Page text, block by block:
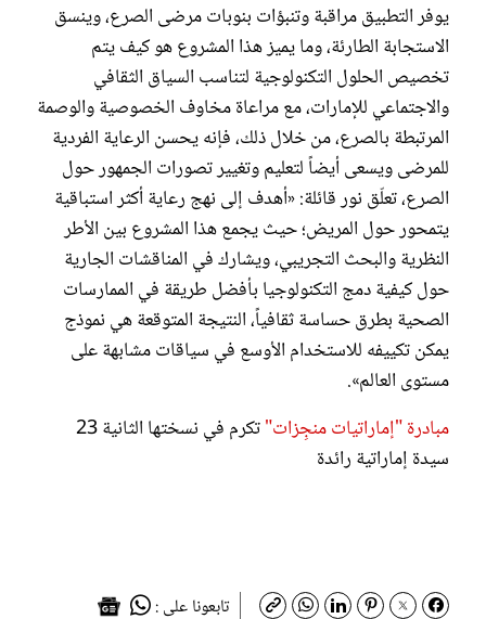
يوفر التطبيق مراقبة وتنبؤات بنوبات مرضى الصرع، وينسق
الاستجابة الطارئة، وما يميز هذا المشروع هو كيف يتم
تخصيص الحلول التكنولوجية لتناسب السياق الثقافي
والاجتماعي للإمارات، مع مراعاة مخاوف الخصوصية والوصمة
المرتبطة بالصرع، من خلال ذلك، فإنه يحسن الرعاية الفردية
للمرضى ويسعى أيضاً لتعليم وتغيير تصورات الجمهور حول
الصرع، تعلّق نور قائلة: «أهدف إلى نهج رعاية أكثر استباقية
يتمحور حول المريض؛ حيث يجمع هذا المشروع بين الأطر
النظرية والبحث التجريبي، ويشارك في المناقشات الجارية
حول كيفية دمج التكنولوجيا بأفضل طريقة في الممارسات
الصحية بطرق حساسة ثقافياً، النتيجة المتوقعة هي نموذج
يمكن تكييفه للاستخدام الأوسع في سياقات مشابهة على
مستوى العالم».
مبادرة "إماراتيات منجِزات"
تكرم في نسختها الثانية 23
سيدة إماراتية رائدة
تابعونا على :